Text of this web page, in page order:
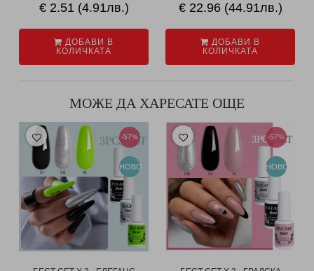
€ 2.51 (4.91лв.)
ДОБАВИ В
КОЛИЧКАТА
€ 22.96 (44.91лв.)
ДОБАВИ В
КОЛИЧКАТА
МОЖЕ ДА ХАРЕСАТЕ ОЩЕ
-57%
НОВО
-57%
НОВО